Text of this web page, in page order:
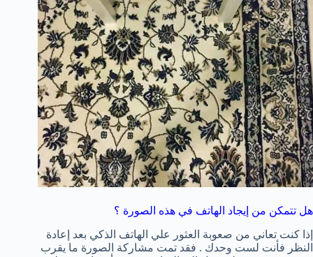
هل تتمكن من إيجاد الهاتف في هذه الصورة ؟
إذا كنت تعاني من صعوبة العثور علي الهاتف الذكي بعد إعادة
النظر فأنت لست وحدك . فقد تمت مشاركة الصورة ما يقرب